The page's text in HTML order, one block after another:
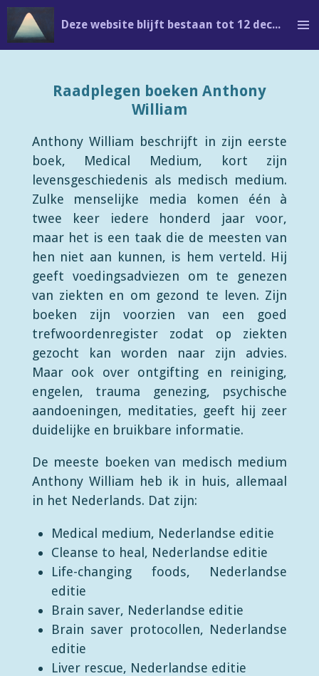
direct
naar
hoofdinhoud
Deze website blijft bestaan tot 12 december en is al is veranderd in: edithbertrand.com
Raadplegen boeken Anthony
William
Anthony William beschrijft in zijn eerste
boek, Medical Medium, kort zijn
levensgeschiedenis als medisch medium.
Zulke menselijke media komen één à
twee keer iedere honderd jaar voor,
maar het is een taak die de meesten van
hen niet aan kunnen, is hem verteld. Hij
geeft voedingsadviezen om te genezen
van ziekten en om gezond te leven. Zijn
boeken zijn voorzien van een goed
trefwoordenregister zodat op ziekten
gezocht kan worden naar zijn advies.
Maar ook over ontgifting en reiniging,
engelen, trauma genezing, psychische
aandoeningen, meditaties, geeft hij zeer
duidelijke en bruikbare informatie.
De meeste boeken van medisch medium
Anthony William heb ik in huis, allemaal
in het Nederlands. Dat zijn:
Medical medium, Nederlandse editie
Cleanse to heal, Nederlandse editie
Life-changing foods, Nederlandse
editie
Brain saver, Nederlandse editie
Brain saver protocollen, Nederlandse
editie
Liver rescue, Nederlandse editie